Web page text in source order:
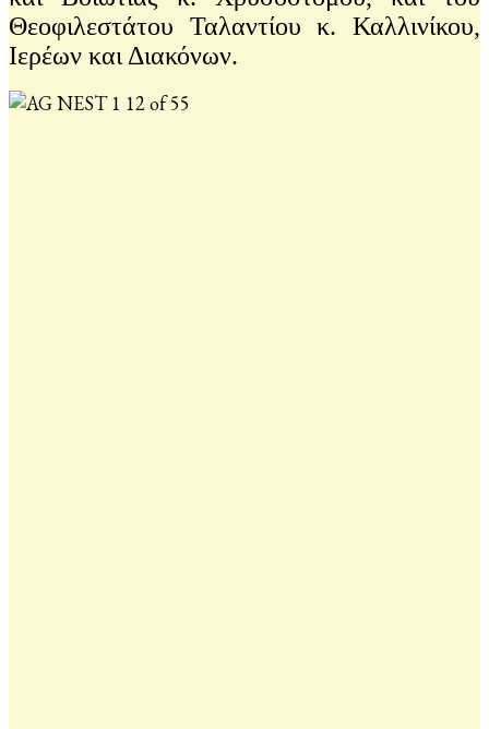
Θεοφιλεστάτου Ταλαντίου κ. Καλλινίκου,
Ιερέων και Διακόνων.